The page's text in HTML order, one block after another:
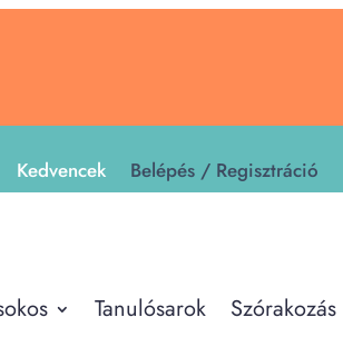
Kedvencek Belépés / Regisztráció
Tanulósarok Szórakozás